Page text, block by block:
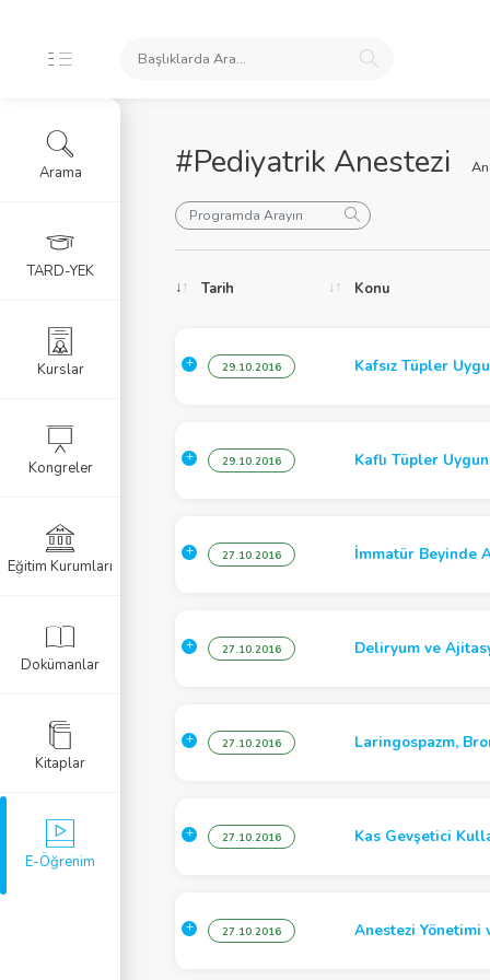
#Pediyatrik Anestezi
Tarih Konu
29.10.2016 Kafsız Tüpler
29.10.2016 Kaflı Tüpler
27.10.2016 İmmatür Beyinde
27.10.2016 Deliryum ve
27.10.2016 Laringospazm,
27.10.2016 Kas Gevşetici
27.10.2016 Anestezi Yönetimi
Arama
TARD-YEK
Kurslar
Kongreler
Eğitim Kurumları
Dokümanlar
Kitaplar
E-Öğrenim